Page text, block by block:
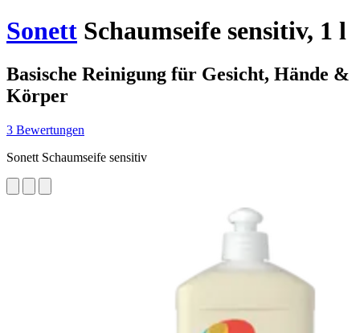
Sonett Schaumseife sensitiv, 1 l
Basische Reinigung für Gesicht, Hände &
Körper
3 Bewertungen
Sonett Schaumseife sensitiv